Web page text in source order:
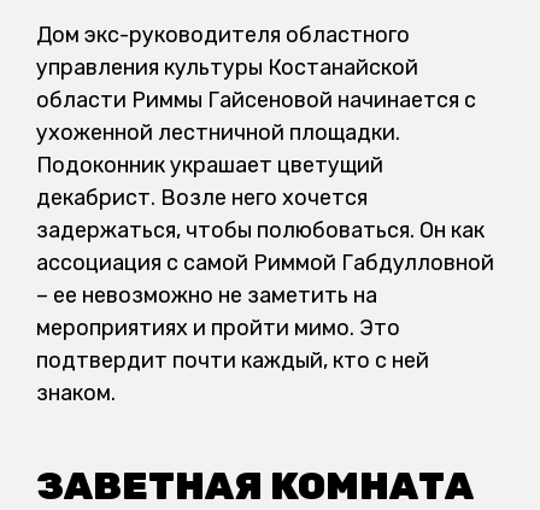
Дом экс-руководителя областного
управления культуры Костанайской
области Риммы Гайсеновой начинается с
ухоженной лестничной площадки.
Подоконник украшает цветущий
декабрист. Возле него хочется
задержаться, чтобы полюбоваться. Он как
ассоциация с самой Риммой Габдулловной
– ее невозможно не заметить на
мероприятиях и пройти мимо. Это
подтвердит почти каждый, кто с ней
знаком.
ЗАВЕТНАЯ КОМНАТА